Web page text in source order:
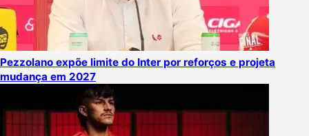
Pezzolano expõe limite do Inter por reforços e projeta
mudança em 2027